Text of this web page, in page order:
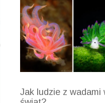
Jak ludzie z wadami